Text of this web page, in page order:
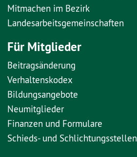
Mitmachen im Bezirk
Landesarbeitsgemeinschaften
Für Mitglieder
Beitragsänderung
Verhaltenskodex
Bildungsangebote
Neumitglieder
Finanzen und Formulare
Schieds- und Schlichtungsstellen